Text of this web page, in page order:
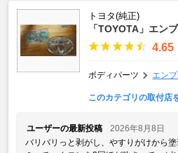
トヨタ(純正)
「TOYOTA」エン
4.65
ボディパーツ エン
このカテゴリの取付店
ユーザーの最新投稿
2026年8月8日
バリバリっと剥がし、やすりがけから塗